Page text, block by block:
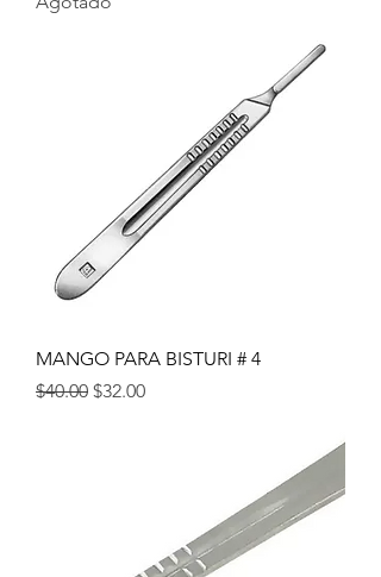
MANGO PARA BISTURI # 4
Precio
$40.00 Precio de oferta
$32.00